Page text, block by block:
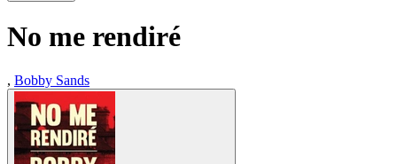
No me rendiré
, Bobby Sands